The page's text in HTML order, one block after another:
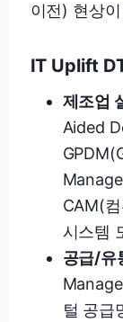
이전) 현상
IT Uplift
제조업
Aided
CAM(
시스템
공급/유
털 공급